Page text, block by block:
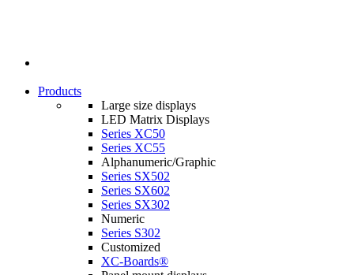
Products
Large size displays
LED Matrix Displays
Series XC50
Series XC55
Alphanumeric/Graphic
Series SX502
Series SX602
Series SX302
Numeric
Series S302
Customized
XC-Boards®